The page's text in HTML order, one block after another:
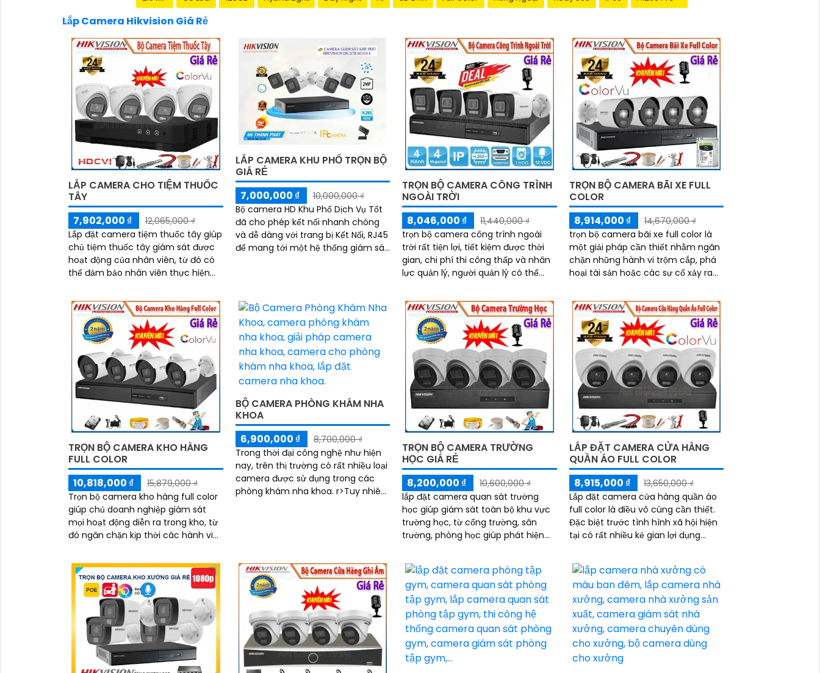
Lắp Camera Hikvision Giá Rẻ
LẮP CAMERA CHO TIỆM THUỐC
TÂY
7,902,000 ₫
12,065,000 ₫
Lắp đặt camera tiệm thuốc tây giúp
chủ tiệm thuốc tây giám sát được
hoạt động của nhân viên, từ đó có
thể đảm bảo nhân viên thực hiện
hành vi gian lận, trộm cắp.
LẮP CAMERA KHU PHỐ TRỌN BỘ
GIÁ RẺ
7,000,000 ₫
10,000,000 ₫
Bộ camera HD Khu Phố Dịch Vụ Tốt
đã cho phép kết nối nhanh chóng
và dễ dàng với trang bị Kết Nối, RJ45
để mang tới một hệ thống giám sát
TRỌN BỘ CAMERA CÔNG TRÌNH
NGOÀI TRỜI
8,046,000 ₫
11,440,000 ₫
trọn bộ camera công trình ngoài
trời rất tiện lợi, tiết kiệm được thời
gian, chi phí thi công thấp và nhân
lực quản lý, người quản lý có thể
của công trình ngay cả khi không
có ở đó.
TRỌN BỘ CAMERA BÃI XE FULL
COLOR
8,914,000 ₫
14,670,000 ₫
trọn bộ camera bãi xe full color là
một giải pháp cần thiết nhằm ngăn
chặn những hành vi trộm cắp, phá
hoại tài sản hoặc các sự cố xảy ra
TRỌN BỘ CAMERA KHO HÀNG
FULL COLOR
10,818,000 ₫
15,879,000 ₫
Trọn bộ camera kho hàng full color
giúp chủ doanh nghiệp giám sát
mọi hoạt động diễn ra trong kho, từ
đó ngăn chặn kịp thời các hành vi
BỘ CAMERA PHÒNG KHÁM NHA
KHOA
6,900,000 ₫
8,700,000 ₫
Trong thời đại công nghệ như hiện
nay, trên thị trường có rất nhiều loại
camera được sử dụng trong các
phòng khám nha khoa. r>Tuy nhiên,
TRỌN BỘ CAMERA TRƯỜNG
HỌC GIÁ RẺ
8,200,000 ₫
10,600,000 ₫
lắp đặt camera quan sát trường
học giúp giám sát toàn bộ khu vực
trường học, từ cổng trường, sân
trường, phòng học giúp phát hiện
phạm pháp luật, xâm hại trẻ em,
trộm cắp, phá hoại tài sản,
LẮP ĐẶT CAMERA CỬA HÀNG
QUẦN ÁO FULL COLOR
8,915,000 ₫
13,650,000 ₫
Lắp đặt camera cửa hàng quần áo
full color là điều vô cùng cần thiết.
Đặc biệt trước tình hình xã hội hiện
tại có rất nhiều kẻ gian lợi dụng
hàng quần...